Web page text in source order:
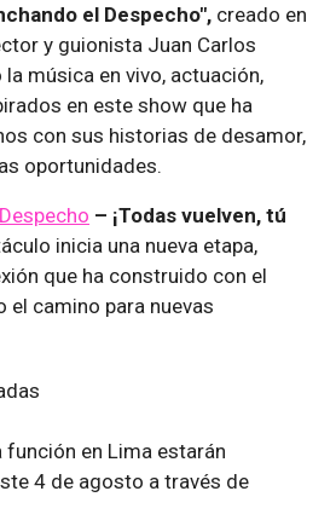
el Despecho", creado en
y guionista Juan Carlos
música en vivo, actuación,
en este show que ha
con sus historias de desamor,
oportunidades.
– ¡Todas vuelven, tú
inicia una nueva etapa,
que ha construido con el
el camino para nuevas
función en Lima estarán
4 de agosto a través de